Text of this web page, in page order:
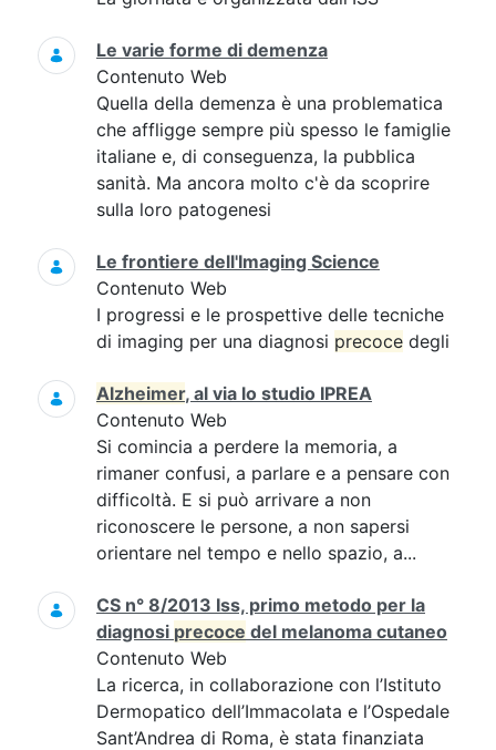
Le varie forme di demenza
Contenuto Web
Quella della demenza è una problematica
che affligge sempre più spesso le famiglie
italiane e, di conseguenza, la pubblica
sanità. Ma ancora molto c'è da scoprire
sulla loro patogenesi
Le frontiere dell'Imaging Science
Contenuto Web
I progressi e le prospettive delle tecniche
di imaging per una diagnosi precoce degli
Alzheimer, al via lo studio IPREA
Contenuto Web
Si comincia a perdere la memoria, a
rimaner confusi, a parlare e a pensare con
difficoltà. E si può arrivare a non
riconoscere le persone, a non sapersi
orientare nel tempo e nello spazio, a...
CS n° 8/2013 Iss, primo metodo per la
diagnosi precoce del melanoma cutaneo
Contenuto Web
La ricerca, in collaborazione con l’Istituto
Dermopatico dell’Immacolata e l’Ospedale
Sant’Andrea di Roma, è stata finanziata